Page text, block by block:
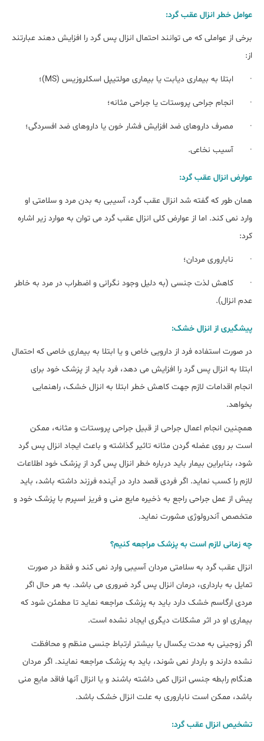
عوامل خطر انزال عقب گرد:
برخی از عواملی که می توانند احتمال انزال پس گرد را افزایش دهند عبارتند
از:
· ابتلا به بیماری دیابت یا بیماری مولتیپل اسکلروزیس (MS)؛
· انجام جراحی پروستات یا جراحی مثانه؛
· مصرف داروهای ضد افزایش فشار خون یا داروهای ضد افسردگی؛
· آسیب نخاعی.
عوارض انزال عقب گرد:
همان طور که گفته شد انزال عقب گرد، آسیبی به بدن مرد و سلامتی او
وارد نمی کند. اما از عوارض کلی انزال عقب گرد می توان به موارد زیر اشاره
کرد:
· ناباروری مردان؛
· کاهش لذت جنسی (به دلیل وجود نگرانی و اضطراب در مرد به خاطر
عدم انزال).
پیشگیری از انزال خشک:
در صورت استفاده فرد از دارویی خاص و یا ابتلا به بیماری خاصی که احتمال
ابتلا به انزال پس گرد را افزایش می دهد، فرد باید از پزشک خود برای
انجام اقدامات لازم جهت کاهش خطر ابتلا به انزال خشک، راهنمایی
بخواهد.
همچنین انجام اعمال جراحی از قبیل جراحی پروستات و مثانه، ممکن
است بر روی عضله گردن مثانه تاثیر گذاشته و باعث ایجاد انزال پس گرد
شود، بنابراین بیمار باید درباره خطر انزال پس گرد از پزشک خود اطلاعات
لازم را کسب نماید. اگر فردی قصد دارد در آینده فرزند داشته باشد، باید
پیش از عمل جراحی راجع به ذخیره مایع منی و فریز اسپرم با پزشک خود و
متخصص آندرولوژی مشورت نماید.
چه زمانی لازم است به پزشک مراجعه کنیم؟
انزال عقب گرد به سلامتی مردان آسیبی وارد نمی کند و فقط در صورت
تمایل به بارداری، درمان انزال پس گرد ضروری می باشد. به هر حال اگر
مردی ارگاسم خشک دارد باید به پزشک مراجعه نماید تا مطمئن شود که
بیماری او در اثر مشکلات دیگری ایجاد نشده است.
اگر زوجینی به مدت یکسال یا بیشتر ارتباط جنسی منظم و محافظت
نشده دارند و باردار نمی شوند، باید به پزشک مراجعه نمایند. اگر مردان
هنگام رابطه جنسی انزال کمی داشته باشند و یا انزال آنها فاقد مایع منی
باشد، ممکن است ناباروری به علت انزال خشک باشد.
تشخیص انزال عقب گرد: